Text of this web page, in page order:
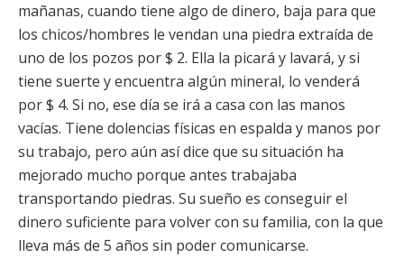
mañanas, cuando tiene algo de dinero, baja para que
los chicos/hombres le vendan una piedra extraída de
uno de los pozos por $ 2. Ella la picará y lavará, y si
tiene suerte y encuentra algún mineral, lo venderá
por $ 4. Si no, ese día se irá a casa con las manos
vacías. Tiene dolencias físicas en espalda y manos por
su trabajo, pero aún así dice que su situación ha
mejorado mucho porque antes trabajaba
transportando piedras. Su sueño es conseguir el
dinero suficiente para volver con su familia, con la que
lleva más de 5 años sin poder comunicarse.